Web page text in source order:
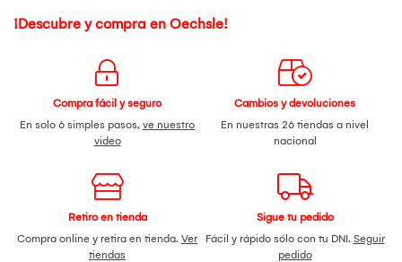
¡Descubre y compra en Oechsle!
Compra fácil y seguro
En solo 6 simples pasos, ve nuestro
video
Cambios y devoluciones
En nuestras 26 tiendas a nivel
nacional
Retiro en tienda
Compra online y retira en tienda. Ver
tiendas
Sigue tu pedido
Fácil y rápido sólo con tu DNI. Seguir
pedido